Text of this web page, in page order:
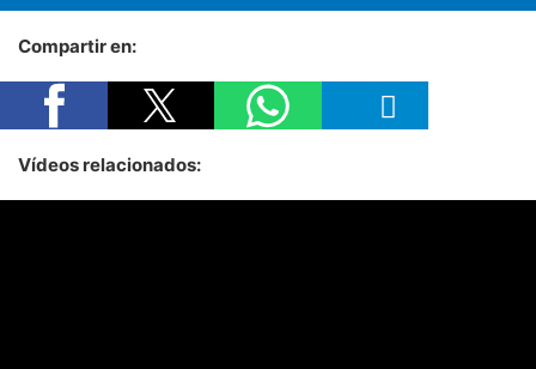
Compartir en:
Vídeos relacionados: